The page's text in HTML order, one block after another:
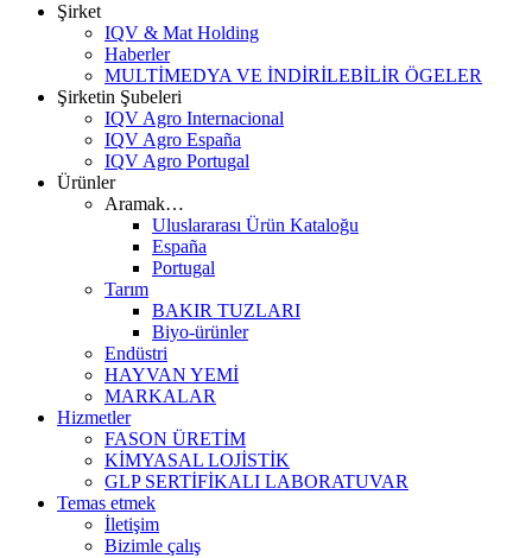
Şirket
IQV & Mat Holding
Haberler
MULTİMEDYA VE İNDİRİLEBİLİR ÖGELER
Şirketin Şubeleri
IQV Agro Internacional
IQV Agro España
IQV Agro Portugal
Ürünler
Aramak…
Uluslararası Ürün Kataloğu
España
Portugal
Tarım
BAKIR TUZLARI
Biyo-ürünler
Endüstri
HAYVAN YEMİ
MARKALAR
Hizmetler
FASON ÜRETİM
KİMYASAL LOJİSTİK
GLP SERTİFİKALI LABORATUVAR
Temas etmek
İletişim
Bizimle çalış